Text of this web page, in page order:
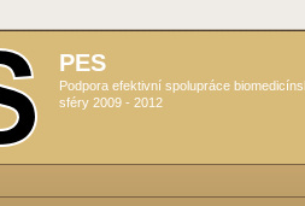
PES
Podpora efektivní spolupráce
sféry 2009 - 2012